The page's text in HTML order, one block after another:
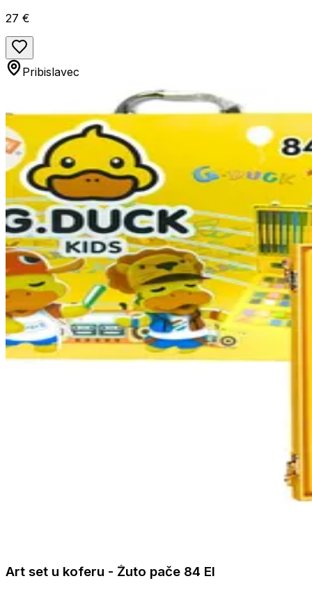
27 €
Pribislavec
Art set u koferu - Žuto pače 84 El